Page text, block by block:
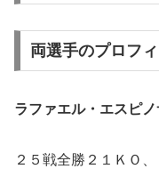
両選手のプロフ
ラファエル・エスピ
２５戦全勝２１ＫＯ